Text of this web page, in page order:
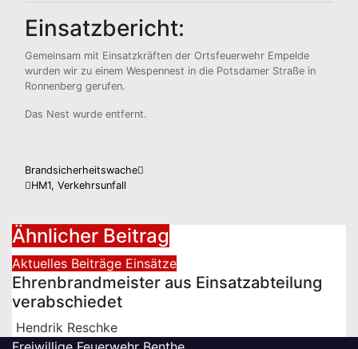
Einsatzbericht:
Gemeinsam mit Einsatzkräften der Ortsfeuerwehr Empelde
wurden wir zu einem Wespennest in die Potsdamer Straße in
Ronnenberg gerufen.
Das Nest wurde entfernt.
Beitragsnavigation
Brandsicherheitswache
HM1, Verkehrsunfall
Ähnlicher Beitrag
Aktuelles Beiträge Einsätze
Ehrenbrandmeister aus Einsatzabteilung
verabschiedet
Hendrik Reschke